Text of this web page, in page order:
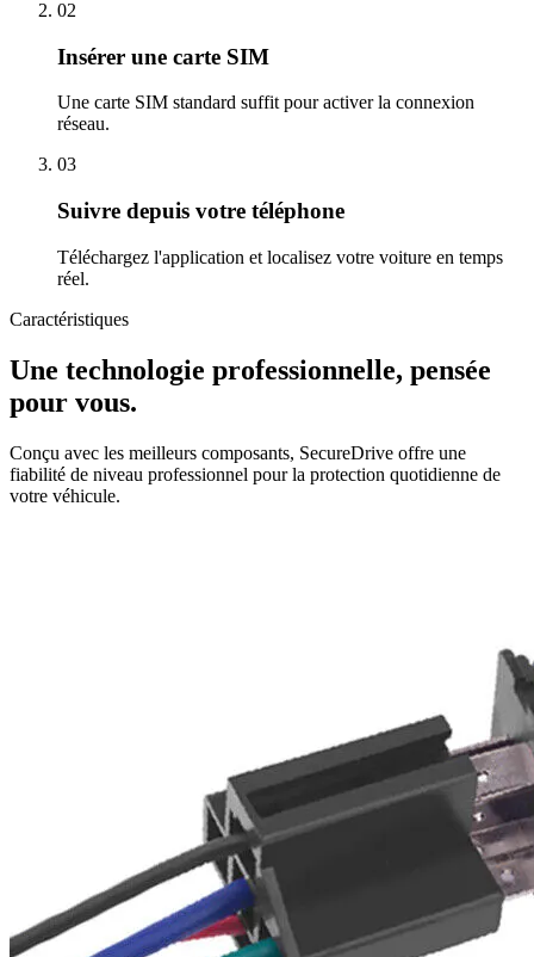
02
Insérer une carte SIM
Une carte SIM standard suffit pour activer la connexion
réseau.
03
Suivre depuis votre téléphone
Téléchargez l'application et localisez votre voiture en temps
réel.
Caractéristiques
Une technologie professionnelle, pensée
pour vous.
Conçu avec les meilleurs composants, SecureDrive offre une
fiabilité de niveau professionnel pour la protection quotidienne de
votre véhicule.